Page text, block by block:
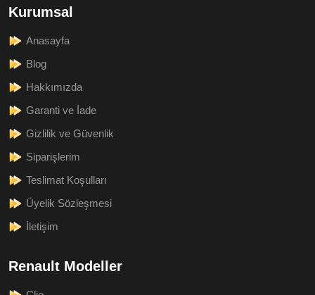
Kurumsal
Anasayfa
Blog
Hakkımızda
Garanti ve İade
Gizlilik ve Güvenlik
Siparişlerim
Teslimat Koşulları
Üyelik Sözleşmesi
İletişim
Renault Modeller